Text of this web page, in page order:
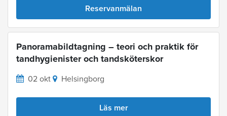
Reservanmälan
Panoramabildtagning – teori och praktik för
tandhygienister och tandsköterskor
02 okt Helsingborg
Läs mer